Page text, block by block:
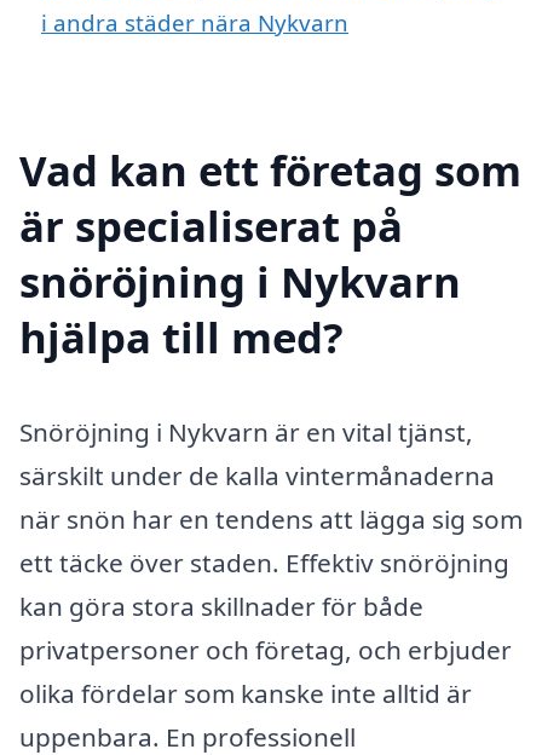
i andra städer nära Nykvarn
Vad kan ett företag som
är specialiserat på
snöröjning i Nykvarn
hjälpa till med?
Snöröjning i Nykvarn är en vital tjänst,
särskilt under de kalla vintermånaderna
när snön har en tendens att lägga sig som
ett täcke över staden. Effektiv snöröjning
kan göra stora skillnader för både
privatpersoner och företag, och erbjuder
olika fördelar som kanske inte alltid är
uppenbara. En professionell